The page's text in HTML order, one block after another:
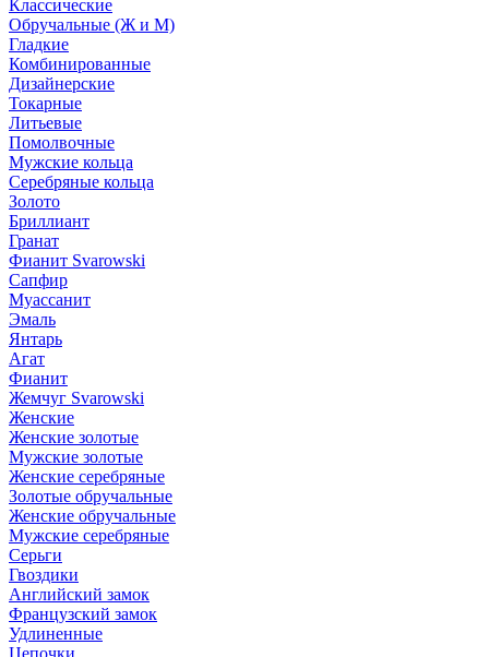
Классические
Обручальные (Ж и М)
Гладкие
Комбинированные
Дизайнерские
Токарные
Литьевые
Помолвочные
Мужские кольца
Серебряные кольца
Золото
Бриллиант
Гранат
Фианит Svarowski
Сапфир
Муассанит
Эмаль
Янтарь
Агат
Фианит
Жемчуг Svarowski
Женские
Женские золотые
Мужские золотые
Женские серебряные
Золотые обручальные
Женские обручальные
Мужские серебряные
Серьги
Гвоздики
Английский замок
Французский замок
Удлиненные
Цепочки